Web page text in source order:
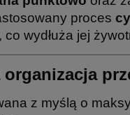
proces
wydłuża jej
z myślą o